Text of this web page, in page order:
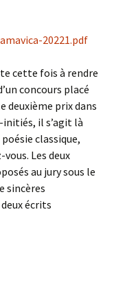
20221.pdf
cette fois à rendre
concours placé
deuxième prix dans
il s’agit là
classique,
Les deux
au jury sous le
sincères
écrits